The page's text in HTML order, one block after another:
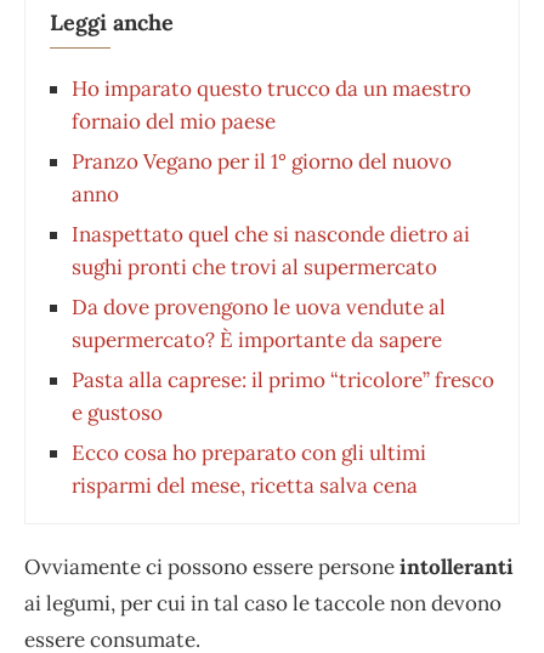
Leggi anche
Ho imparato questo trucco da un maestro
fornaio del mio paese
Pranzo Vegano per il 1° giorno del nuovo
anno
Inaspettato quel che si nasconde dietro ai
sughi pronti che trovi al supermercato
Da dove provengono le uova vendute al
supermercato? È importante da sapere
Pasta alla caprese: il primo “tricolore” fresco
e gustoso
Ecco cosa ho preparato con gli ultimi
risparmi del mese, ricetta salva cena
Ovviamente ci possono essere personeintolleranti
ai legumi, per cui in tal caso le taccole non devono
essere consumate.